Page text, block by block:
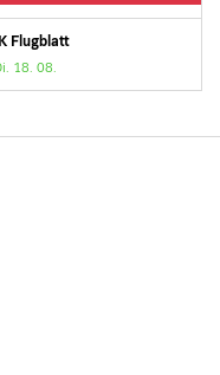
Flugblatt
18. 08.